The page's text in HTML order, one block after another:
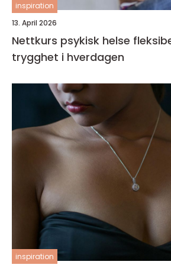
inspiration
13. April 2026
Nettkurs psykisk helse fleksibel læring for økt
trygghet i hverdagen
inspiration